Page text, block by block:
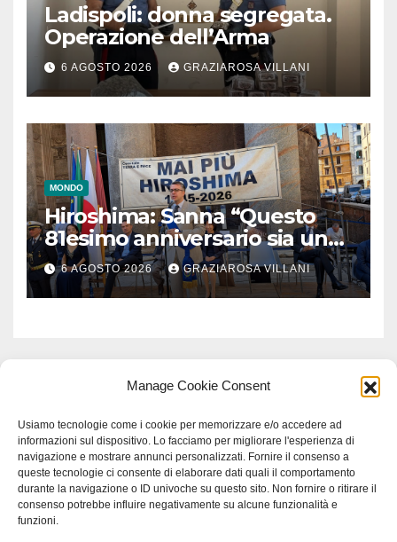
Manage Cookie Consent
Usiamo tecnologie come i cookie per memorizzare e/o accedere ad
informazioni sul dispositivo. Lo facciamo per migliorare l'esperienza di
navigazione e mostrare annunci personalizzati. Fornire il consenso a
queste tecnologie ci consente di elaborare dati quali il comportamento
durante la navigazione o ID univoche su questo sito. Non fornire o ritirare il
consenso potrebbe influire negativamente su alcune funzionalità e
funzioni.
Ladispoli: donna segregata.
Operazione dell’Arma
6 AGOSTO 2026 GRAZIAROSA VILLANI
MONDO
Hiroshima: Sanna “Questo
81esimo anniversario sia un
monito per tutti”
6 AGOSTO 2026 GRAZIAROSA VILLANI